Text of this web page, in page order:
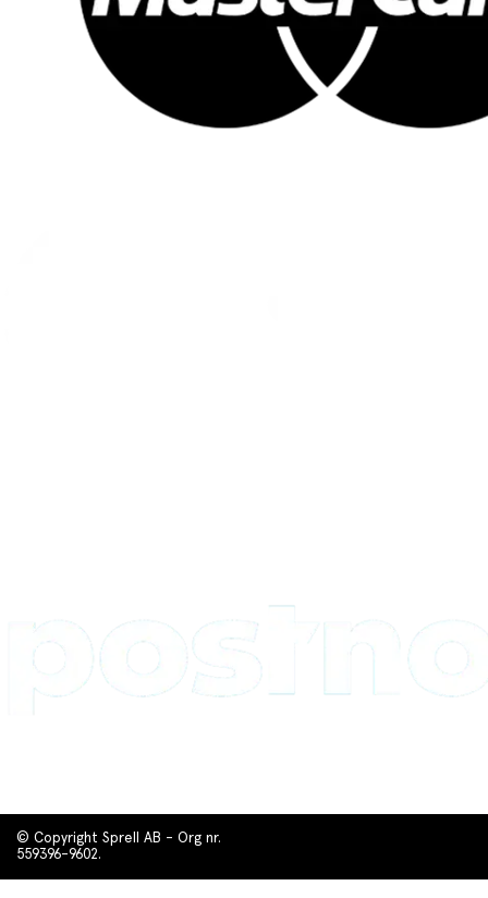
© Copyright Sprell AB - Org nr.
559396-9602.